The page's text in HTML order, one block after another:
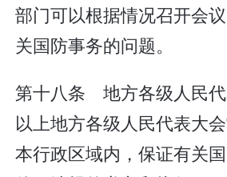
部门可以根据情况召开会
关国防事务的问题。
第十八条 地方各级人民
以上地方各级人民代表大
本行政区域内，保证有关